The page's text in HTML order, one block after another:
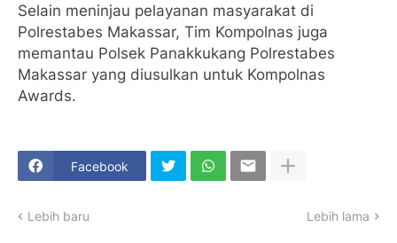
Selain meninjau pelayanan masyarakat di
Polrestabes Makassar, Tim Kompolnas juga
memantau Polsek Panakkukang Polrestabes
Makassar yang diusulkan untuk Kompolnas
Awards.
Facebook
Lebih baru Lebih lama